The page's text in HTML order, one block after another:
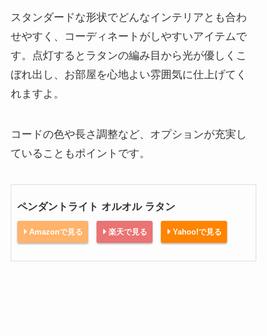
スタンダードな形状でどんなインテリアとも合わ
せやすく、コーディネートがしやすいアイテムで
す。点灯するとラタンの編み目から光が優しくこ
ぼれ出し、お部屋を心地よい雰囲気に仕上げてく
れますよ。
コードの色や長さ調整など、オプションが充実し
ていることもポイントです。
ペンダントライト オルオル ラタン
Amazonで見る 楽天で見る Yahoo!で見る